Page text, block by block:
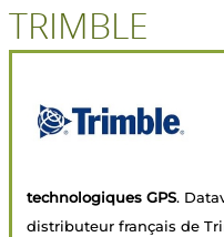
TRIMBLE
technologiques GPS.
distributeur français de